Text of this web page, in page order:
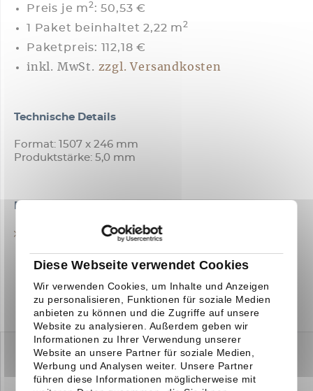
Diese Webseite verwendet Cookies
Wir verwenden Cookies, um Inhalte und Anzeigen
zu personalisieren, Funktionen für soziale Medien
anbieten zu können und die Zugriffe auf unsere
Website zu analysieren. Außerdem geben wir
Informationen zu Ihrer Verwendung unserer
Website an unsere Partner für soziale Medien,
Werbung und Analysen weiter. Unsere Partner
führen diese Informationen möglicherweise mit
Preis je m2 :50,53 €
1 Paket beinhaltet 2,22 m2
Paketpreis: 112,18 €
inkl. MwSt. zzgl. Versandkosten
Technische Details
Format: 1507 x 246 mm
Produktstärke: 5,0 mm
Downloads
TECHNISCHES DATENBLATT